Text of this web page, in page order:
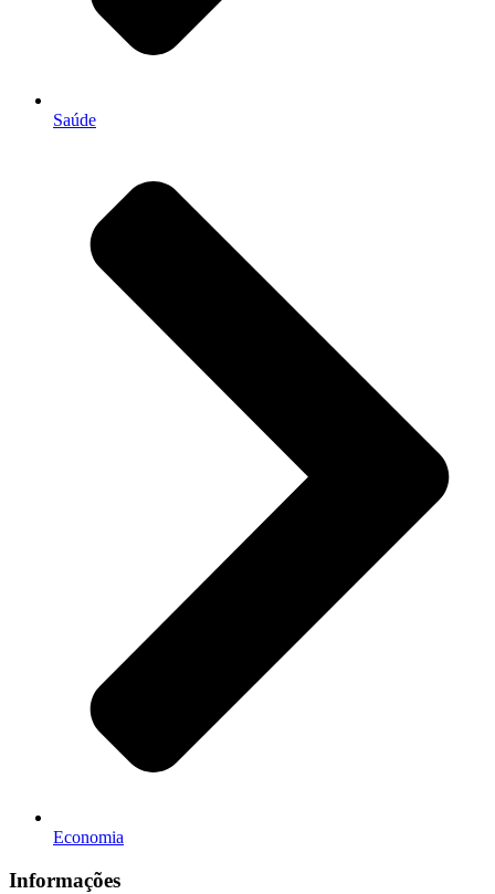
Saúde
Economia
Informações